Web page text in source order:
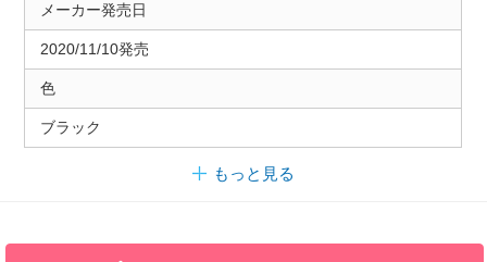
メーカー発売日
2020/11/10発売
色
ブラック
もっと見る